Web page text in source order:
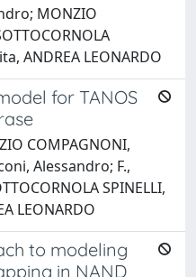
MONZIO
ANDREA LEONARDO
for TANOS
COMPAGNONI,
Alessandro; F.,
SPINELLI,
LEONARDO
to modeling
in NAND